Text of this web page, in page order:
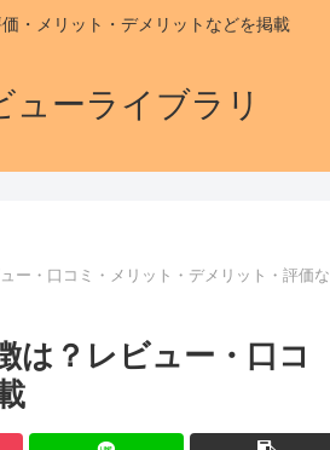
・メリット・デメリットなどを掲載
ューライブラリ
ー・口コミ・メリット・デメリット・評価な
は？レビュー・口コ